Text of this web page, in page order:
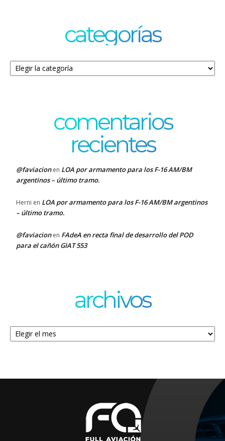
categorías
Categorías
comentarios
recientes
@faviacionen LOA por armamento para los F-16 AM/BM
argentinos – último tramo.
Herni en LOA por armamento para los F-16 AM/BM argentinos
– último tramo.
@faviacionen FAdeA en recta final de desarrollo del POD
para el cañón GIAT 553
archivos
Archivos